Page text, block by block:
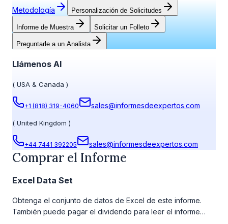
Metodología Personalización de Solicitudes
Informe de Muestra Solicitar un Folleto
Preguntarle a un Analista
Llámenos Al
( USA & Canada )
+1 (818) 319-4060 sales@informesdeexpertos.com
( United Kingdom )
+44 7441 392205 sales@informesdeexpertos.com
Comprar el Informe
Excel Data Set
Obtenga el conjunto de datos de Excel de este informe.
También puede pagar el dividendo para leer el informe